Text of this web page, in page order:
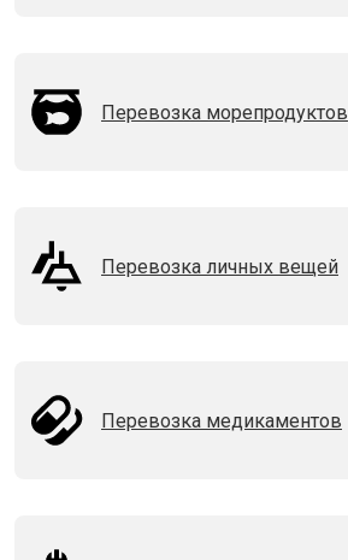
Перевозка морепродуктов
Перевозка личных вещей
Перевозка медикаментов